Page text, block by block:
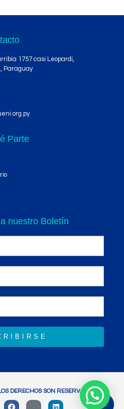
1757 casi Leopardi,
Paraguay
Parte
nuestro Boletín
DERECHOS SON RESERVADOS